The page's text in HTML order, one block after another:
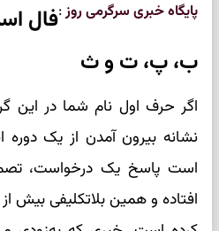
پایگاه خبری سرگرمی روز:فال
ب، پ، ت و ث
اگر حرف اول نام شما در این
نشانه بیرون آمدن از یک دوره
است پاسخ یک درخواست،
افتاده و همین بلاتکلیفی بیش